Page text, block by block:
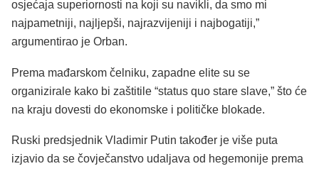
osjećaja superiornosti na koji su navikli, da smo mi
najpametniji, najljepši, najrazvijeniji i najbogatiji,”
argumentirao je Orban.
Prema mađarskom čelniku, zapadne elite su se
organizirale kako bi zaštitile “status quo stare slave,” što će
na kraju dovesti do ekonomske i političke blokade.
Ruski predsjednik Vladimir Putin također je više puta
izjavio da se čovječanstvo udaljava od hegemonije prema